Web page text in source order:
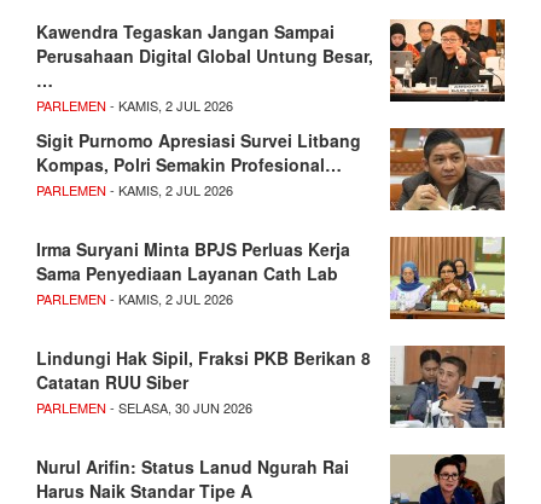
Kawendra Tegaskan Jangan Sampai
Perusahaan Digital Global Untung Besar,
…
PARLEMEN - KAMIS, 2 JUL 2026
Sigit Purnomo Apresiasi Survei Litbang
Kompas, Polri Semakin Profesional…
PARLEMEN - KAMIS, 2 JUL 2026
Irma Suryani Minta BPJS Perluas Kerja
Sama Penyediaan Layanan Cath Lab
PARLEMEN - KAMIS, 2 JUL 2026
Lindungi Hak Sipil, Fraksi PKB Berikan 8
Catatan RUU Siber
PARLEMEN - SELASA, 30 JUN 2026
Nurul Arifin: Status Lanud Ngurah Rai
Harus Naik Standar Tipe A